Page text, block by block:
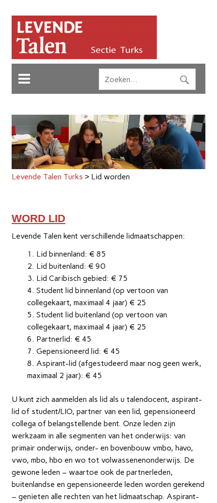
Levende Talen Turks > Lid worden
WORD LID
Levende Talen kent verschillende lidmaatschappen:
Lid binnenland: € 85
Lid buitenland: € 90
Lid Caribisch gebied: € 75
Student lid binnenland (op vertoon van
collegekaart, maximaal 4 jaar) € 25
Student lid buitenland (op vertoon van
collegekaart, maximaal 4 jaar) € 25
Partnerlid: € 45
Gepensioneerd lid: € 45
Aspirant-lid (afgestudeerd maar nog geen werk,
maximaal 2 jaar): € 45
U kunt zich aanmelden als lid als u talendocent, aspirant-
lid of student/LIO, partner van een lid, gepensioneerd
collega of belangstellende bent. Onze leden zijn
werkzaam in alle segmenten van het onderwijs: van
primair onderwijs, onder- en bovenbouw vmbo, havo,
vwo, mbo, hbo en wo tot volwassenenonderwijs. De
gewone leden – waartoe ook de partnerleden,
buitenlandse en gepensioneerde leden worden gerekend
– genieten alle rechten van het lidmaatschap. Aspirant-